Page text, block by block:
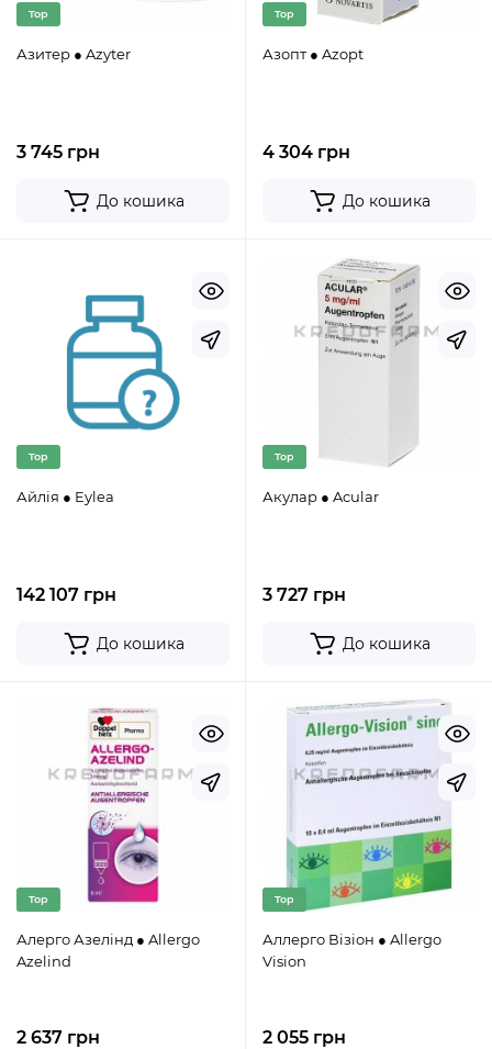
Top
Азитер ● Azyter
3 745 грн
До кошика
Top
Азопт ● Azopt
4 304 грн
До кошика
Top
Айлія ● Eylea
142 107 грн
До кошика
Top
Акулар ● Acular
3 727 грн
До кошика
Top
Алерго Азелінд ● Allergo
Azelind
2 637 грн
Top
Аллерго Візіон ● Allergo
Vision
2 055 грн